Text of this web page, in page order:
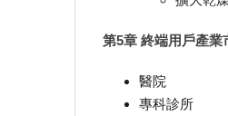
第5章 終端用戶產業
醫院
專科診所